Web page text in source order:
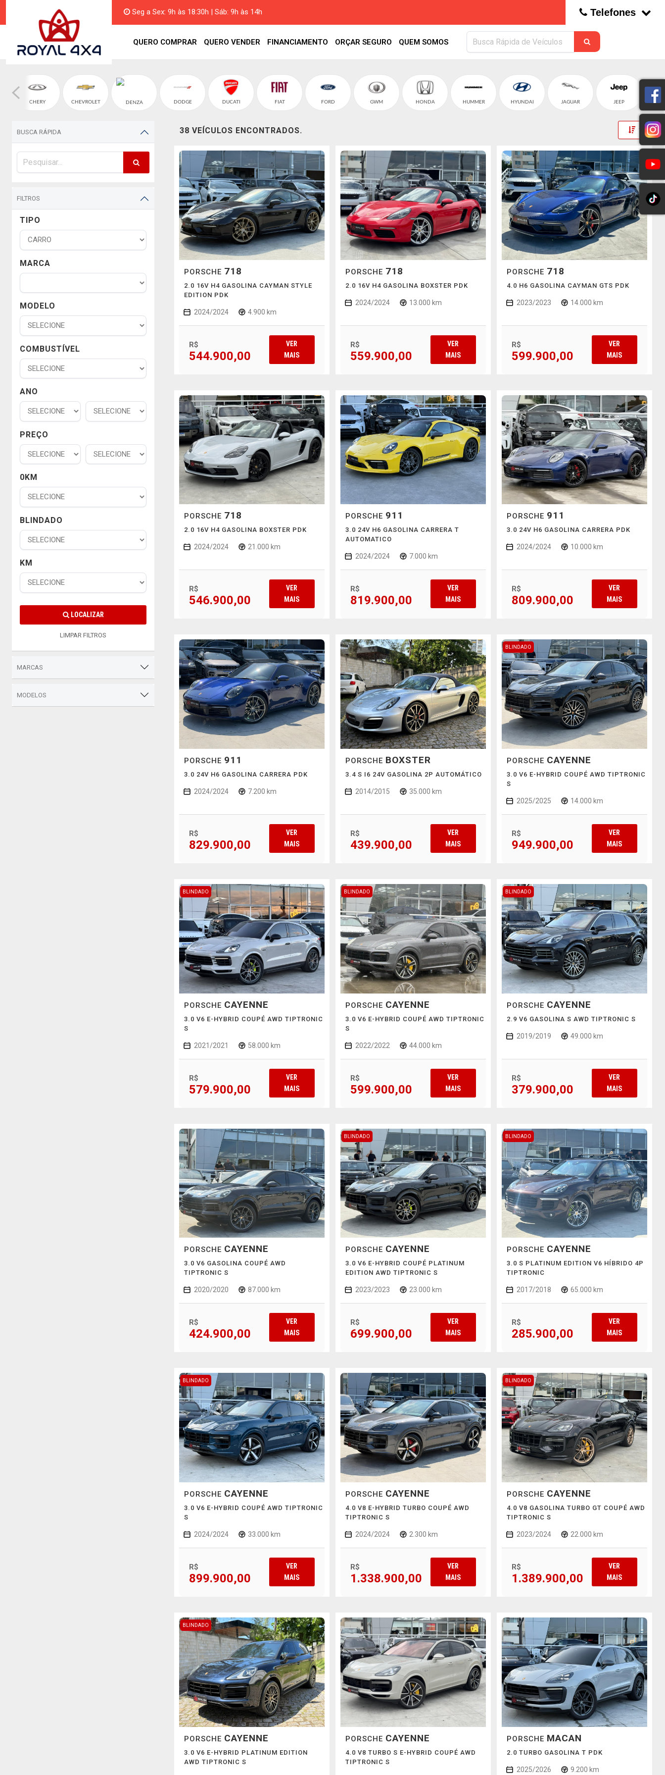
Seg a Sex: 9h às 18:30h | Sáb: 9h às 14h Telefones
QUERO COMPRAR QUERO VENDER FINANCIAMENTO ORÇAR SEGURO QUEM SOMOS
CHERY CHEVROLET DENZA DODGE DUCATI FIAT FORD GWM HONDA HUMMER HYUNDAI JAGUAR JEEP
BUSCA RÁPIDA
FILTROS
TIPO
MARCA
MODELO
COMBUSTÍVEL
ANO
PREÇO
0KM
BLINDADO
KM
LOCALIZAR
LIMPAR FILTROS
MARCAS
MODELOS
38 VEÍCULOS ENCONTRADOS. Toggle
PORSCHE 718
2.0 16V H4 GASOLINA CAYMAN STYLE
EDITION PDK
2024/2024 4.900 km
R$
544.900,00
VER
MAIS
PORSCHE 718
2.0 16V H4 GASOLINA BOXSTER PDK
2024/2024 13.000 km
R$
559.900,00
VER
MAIS
PORSCHE 718
4.0 H6 GASOLINA CAYMAN GTS PDK
2023/2023 14.000 km
R$
599.900,00
VER
MAIS
PORSCHE 718
2.0 16V H4 GASOLINA BOXSTER PDK
2024/2024 21.000 km
R$
546.900,00
VER
MAIS
PORSCHE 911
3.0 24V H6 GASOLINA CARRERA T
AUTOMATICO
2024/2024 7.000 km
R$
819.900,00
VER
MAIS
PORSCHE 911
3.0 24V H6 GASOLINA CARRERA PDK
2024/2024 10.000 km
R$
809.900,00
VER
MAIS
PORSCHE 911
3.0 24V H6 GASOLINA CARRERA PDK
2024/2024 7.200 km
R$
829.900,00
VER
MAIS
PORSCHE BOXSTER
3.4 S I6 24V GASOLINA 2P AUTOMÁTICO
2014/2015 35.000 km
R$
439.900,00
VER
MAIS
BLINDADO
PORSCHE CAYENNE
3.0 V6 E-HYBRID COUPÉ AWD TIPTRONIC
S
2025/2025 14.000 km
R$
949.900,00
VER
MAIS
BLINDADO
PORSCHE CAYENNE
3.0 V6 E-HYBRID COUPÉ AWD TIPTRONIC
S
2021/2021 58.000 km
R$
579.900,00
VER
MAIS
BLINDADO
PORSCHE CAYENNE
3.0 V6 E-HYBRID COUPÉ AWD TIPTRONIC
S
2022/2022 44.000 km
R$
599.900,00
VER
MAIS
BLINDADO
PORSCHE CAYENNE
2.9 V6 GASOLINA S AWD TIPTRONIC S
2019/2019 49.000 km
R$
379.900,00
VER
MAIS
PORSCHE CAYENNE
3.0 V6 GASOLINA COUPÉ AWD
TIPTRONIC S
2020/2020 87.000 km
R$
424.900,00
VER
MAIS
BLINDADO
PORSCHE CAYENNE
3.0 V6 E-HYBRID COUPÉ PLATINUM
EDITION AWD TIPTRONIC S
2023/2023 23.000 km
R$
699.900,00
VER
MAIS
BLINDADO
PORSCHE CAYENNE
3.0 S PLATINUM EDITION V6 HÍBRIDO 4P
TIPTRONIC
2017/2018 65.000 km
R$
285.900,00
VER
MAIS
BLINDADO
PORSCHE CAYENNE
3.0 V6 E-HYBRID COUPÉ AWD TIPTRONIC
S
2024/2024 33.000 km
R$
899.900,00
VER
MAIS
PORSCHE CAYENNE
4.0 V8 E-HYBRID TURBO COUPÉ AWD
TIPTRONIC S
2024/2024 2.300 km
R$
1.338.900,00
VER
MAIS
BLINDADO
PORSCHE CAYENNE
4.0 V8 GASOLINA TURBO GT COUPÉ AWD
TIPTRONIC S
2023/2024 22.000 km
R$
1.389.900,00
VER
MAIS
BLINDADO
PORSCHE CAYENNE
3.0 V6 E-HYBRID PLATINUM EDITION
AWD TIPTRONIC S
PORSCHE CAYENNE
4.0 V8 TURBO S E-HYBRID COUPÉ AWD
TIPTRONIC S
PORSCHE MACAN
2.0 TURBO GASOLINA T PDK
2025/2026 9.200 km